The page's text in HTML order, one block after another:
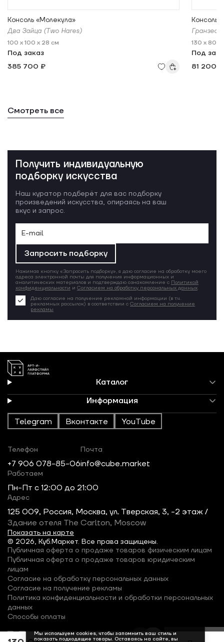
Консоль «Молекула»
Два Зайца (Two Hares)
100 x 100 x 28 см
Под заказ
385 700 ₽
Консоль
Гранзео
130 x 80 x
Под
81 200 ₽
Смотреть все
Получить индивидуальную
подборку искусства
Наш куратор подберёт для вас подборку
произведений искусства, опираясь на ваш
вкус и запрос.
Запросить подборку
Нажимая кнопку «Запросить подборку», я даю согласие на обработку моего
адреса электронной почты для получения информационных и
аналитических материалов и подтверждаю ознакомление с Политикой
конфиденциальности и Согласием на обработку персональных данных.
Даю согласие на получение рекламной информации (в т.ч.
рекламных рассылок) в соответствии с Согласием на получение
рекламы
Каталог
Информация
Telegram Вконтакте YouTube
© 2026, Куб.Маркет. Все права защищены.
Телефон
+7 906 078-85-06
Почта
info@cube.market
Работаем
Пн-Пт c 12:00 до 21:00
Адрес
125 009, Россия, Москва, ул. Тверская, 3, -2 этаж /
Здание отеля The Carlton, Moscow
Показать на карте
Публичная оферта о продаже товаров физическим лицам
Публичная оферта о продаже товаров юридическим
лицам
Согласие на обработку персональных данных
Согласие на получение рекламы
Политика конфиденциальности и обработки персональных
данных
Способы оплаты
Мы используем cookies, чтобы запомнить ваш стиль и
показать подходящие товары. Оставаясь на сайте, вы